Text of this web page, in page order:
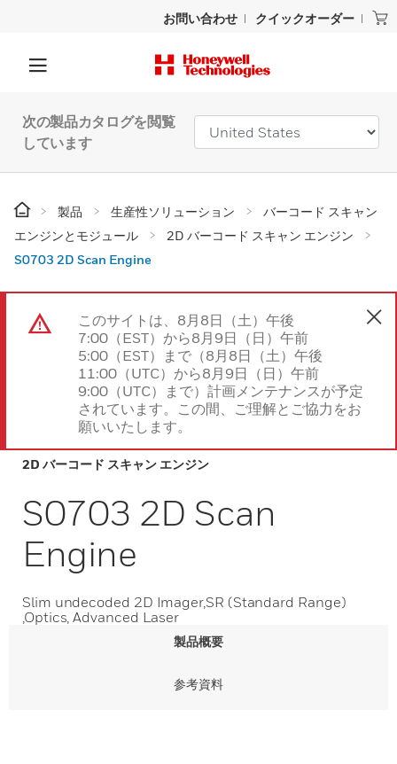
お問い合わせ クイックオーダー
次の製品カタログを閲覧
しています
製品 生産性ソリューション
バーコード スキャン
エンジンとモジュール
2D バーコード スキャン エンジン
S0703 2D Scan Engine
このサイトは、8月8日（土）午後
7:00（EST）から8月9日（日）午前
5:00（EST）まで（8月8日（土）午後
11:00（UTC）から8月9日（日）午前
9:00（UTC）まで）計画メンテナンスが予定
されています。この間、ご理解とご協力をお
願いいたします。
2D バーコード スキャン エンジン
S0703 2D Scan
Engine
Slim undecoded 2D Imager,SR (Standard Range)
,Optics, Advanced Laser
製品概要
参考資料